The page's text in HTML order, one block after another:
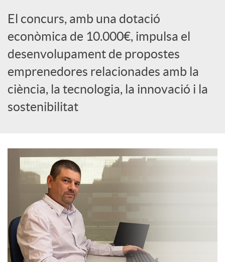
o
c
i
a
l
s
El concurs, amb una dotació
econòmica de 10.000€, impulsa el
desenvolupament de propostes
emprenedores relacionades amb la
ciència, la tecnologia, la innovació i la
sostenibilitat